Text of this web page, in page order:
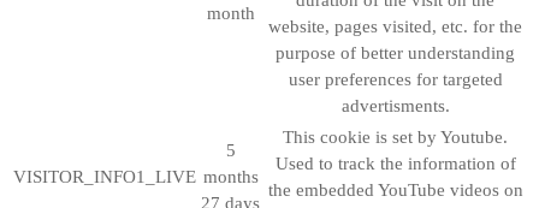
month
website, pages visited, etc. for the
purpose of better understanding
user preferences for targeted
advertisments.
VISITOR_INFO1_LIVE
5
months
27 days
This cookie is set by Youtube.
Used to track the information of
the embedded YouTube videos on